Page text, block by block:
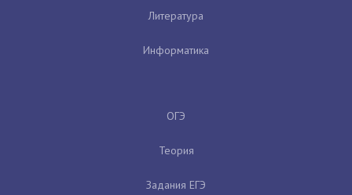
Литература
Информатика
ОГЭ
Теория
Задания ЕГЭ